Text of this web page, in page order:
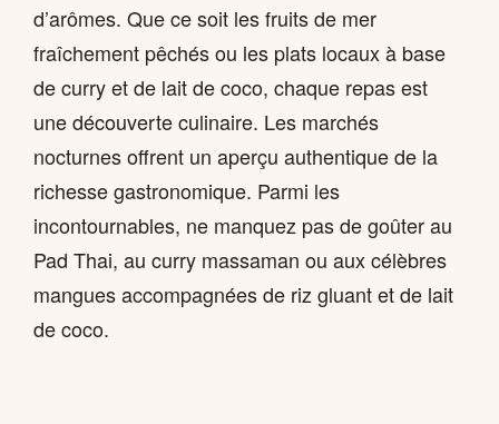
d’arômes. Que ce soit les fruits de mer
fraîchement pêchés ou les plats locaux à base
de curry et de lait de coco, chaque repas est
une découverte culinaire. Les marchés
nocturnes offrent un aperçu authentique de la
richesse gastronomique. Parmi les
incontournables, ne manquez pas de goûter au
Pad Thai, au curry massaman ou aux célèbres
mangues accompagnées de riz gluant et de lait
de coco.